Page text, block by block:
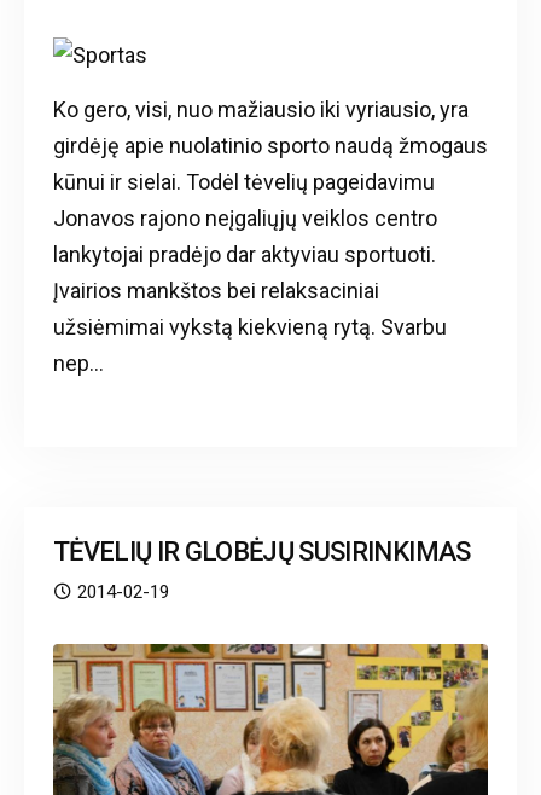
Ko gero, visi, nuo mažiausio iki vyriausio, yra
girdėję apie nuolatinio sporto naudą žmogaus
kūnui ir sielai. Todėl tėvelių pageidavimu
Jonavos rajono neįgaliųjų veiklos centro
lankytojai pradėjo dar aktyviau sportuoti.
Įvairios mankštos bei relaksaciniai
užsiėmimai vykstą kiekvieną rytą. Svarbu
nep...
TĖVELIŲ IR GLOBĖJŲ SUSIRINKIMAS
2014-02-19